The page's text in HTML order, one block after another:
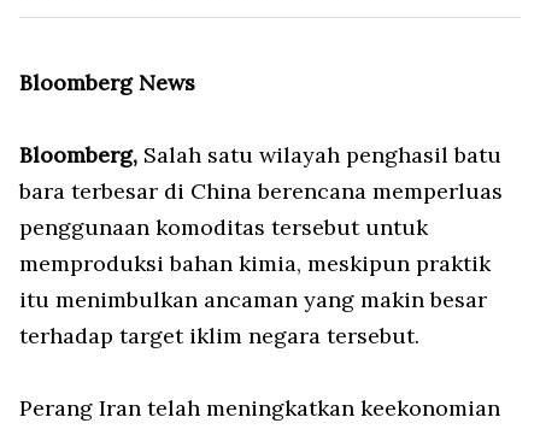
Bloomberg News
Bloomberg, Salah satu wilayah penghasil batu
bara terbesar di China berencana memperluas
penggunaan komoditas tersebut untuk
memproduksi bahan kimia, meskipun praktik
itu menimbulkan ancaman yang makin besar
terhadap target iklim negara tersebut.
Perang Iran telah meningkatkan keekonomian